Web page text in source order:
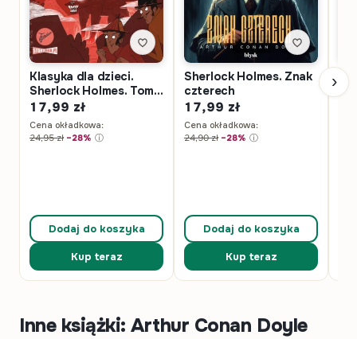
Klasyka dla dzieci.
Sherlock Holmes. Tom
22. Pies Baskerville’ów
17,99 zł
Cena okładkowa:
24,95zł −28% ⓘ
Dodaj do koszyka
Kup teraz
Sherlock Holmes. Znak
czterech
17,99 zł
Cena okładkowa:
24,90zł −28% ⓘ
Dodaj do koszyka
Kup teraz
›
Inne książki: Arthur Conan Doyle